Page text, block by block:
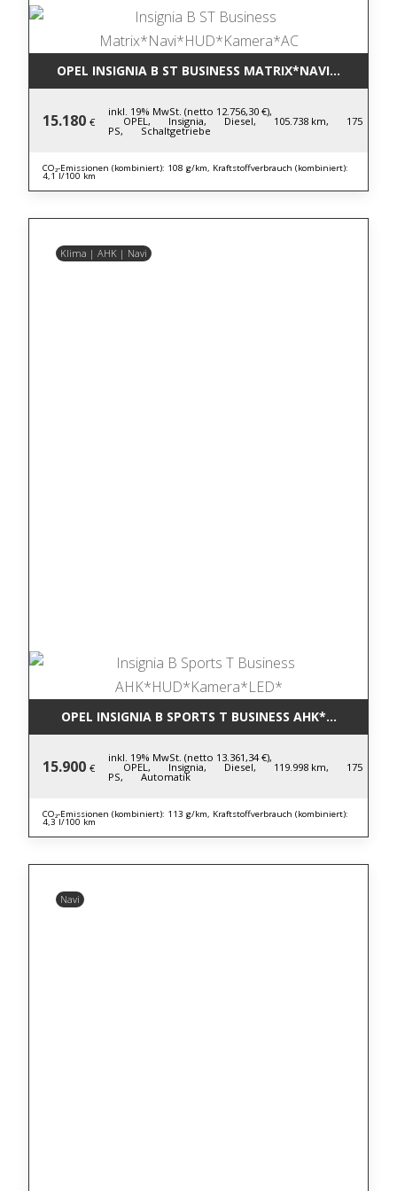
OPEL INSIGNIA B ST BUSINESS
15.180 €
inkl. 19% MwSt. (netto 12.756,30 €),
OPEL, Insignia, Diesel, 105.738 km, 175
PS, Schaltgetriebe
CO₂-Emissionen (kombiniert): 108 g/km, Kraftstoffverbrauch (kombiniert):
4,1 l/100 km
Klima | AHK | Navi
OPEL INSIGNIA B SPORTS T BUSINESS
15.900 €
inkl. 19% MwSt. (netto 13.361,34 €),
OPEL, Insignia, Diesel, 119.998 km, 175
PS, Automatik
CO₂-Emissionen (kombiniert): 113 g/km, Kraftstoffverbrauch (kombiniert):
4,3 l/100 km
Navi